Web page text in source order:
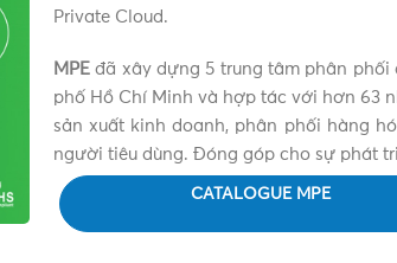
Private Cloud.
MPE đã xây dựng 5 trung tâm phân phối
phố Hồ Chí Minh và hợp tác với hơn 63
sản xuất kinh doanh, phân phối hàng
người tiêu dùng. Đóng góp cho sự phát
CATALOGUE MPE